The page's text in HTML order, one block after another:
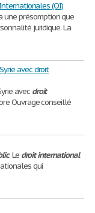
(OI)
une présomption que
juridique. La
avec droit
avec droit
Ouvrage conseillé
. Le droit international
qui